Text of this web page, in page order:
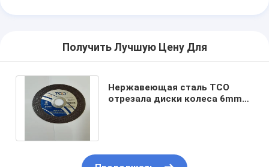
Получить Лучшую Цену Для
Нержавеющая сталь TCO
отрезала диски колеса 6mm